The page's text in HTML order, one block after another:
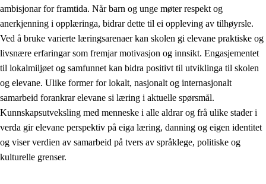
ambisjonar for framtida. Når barn og unge møter respekt og
anerkjenning i opplæringa, bidrar dette til ei oppleving av tilhøyrsle.
Ved å bruke varierte læringsarenaer kan skolen gi elevane praktiske og
livsnære erfaringar som fremjar motivasjon og innsikt. Engasjementet
til lokalmiljøet og samfunnet kan bidra positivt til utviklinga til skolen
og elevane. Ulike former for lokalt, nasjonalt og internasjonalt
samarbeid forankrar elevane si læring i aktuelle spørsmål.
Kunnskapsutveksling med menneske i alle aldrar og frå ulike stader i
verda gir elevane perspektiv på eiga læring, danning og eigen identitet
og viser verdien av samarbeid på tvers av språklege, politiske og
kulturelle grenser.